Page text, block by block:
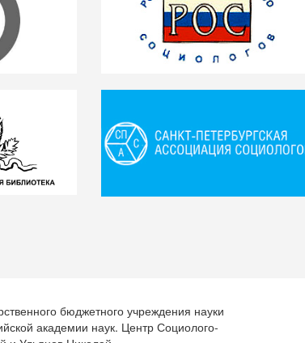
бюджетного учреждения науки
академии наук. Центр Социолого-